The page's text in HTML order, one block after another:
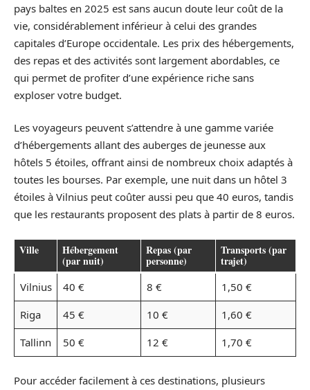
pays baltes en 2025 est sans aucun doute leur coût de la
vie, considérablement inférieur à celui des grandes
capitales d’Europe occidentale. Les prix des hébergements,
des repas et des activités sont largement abordables, ce
qui permet de profiter d’une expérience riche sans
exploser votre budget.
Les voyageurs peuvent s’attendre à une gamme variée
d’hébergements allant des auberges de jeunesse aux
hôtels 5 étoiles, offrant ainsi de nombreux choix adaptés à
toutes les bourses. Par exemple, une nuit dans un hôtel 3
étoiles à Vilnius peut coûter aussi peu que 40 euros, tandis
que les restaurants proposent des plats à partir de 8 euros.
Ville Hébergement
(par nuit)
Repas (par
personne)
Transports (par
trajet)
Vilnius 40 € 8 €
1,50 €
Riga
45 € 10 €
1,60 €
Tallinn
50 € 12 € 1,70 €
Pour accéder facilement à ces destinations, plusieurs